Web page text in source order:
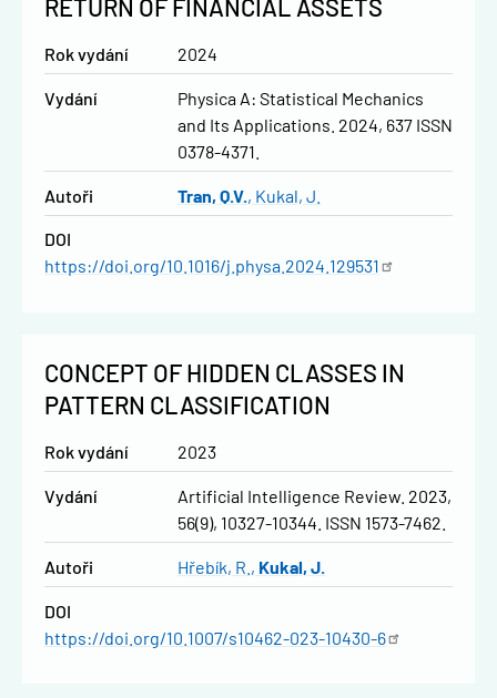
RETURN OF FINANCIAL ASSETS
Rok vydání 2024
Vydání
Physica A: Statistical Mechanics
and Its Applications. 2024, 637 ISSN
0378-4371.
Autoři Tran, Q.V. Kukal, J.
DOI
https://doi.org/10.1016/j.physa.2024.129531
CONCEPT OF HIDDEN CLASSES IN
PATTERN CLASSIFICATION
Rok vydání 2023
Vydání
Artificial Intelligence Review. 2023,
56(9), 10327-10344. ISSN 1573-7462.
Autoři Hřebík, R. Kukal, J.
DOI
https://doi.org/10.1007/s10462-023-10430-6